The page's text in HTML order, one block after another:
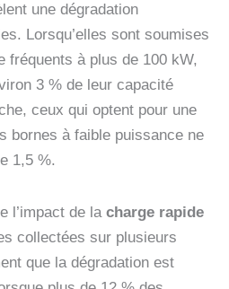
une dégradation
Lorsqu’elles sont soumises
fréquents à plus de 100 kW,
3 % de leur capacité
ceux qui optent pour une
bornes à faible puissance ne
1,5 %.
l’impact de la charge rapide
collectées sur plusieurs
que la dégradation est